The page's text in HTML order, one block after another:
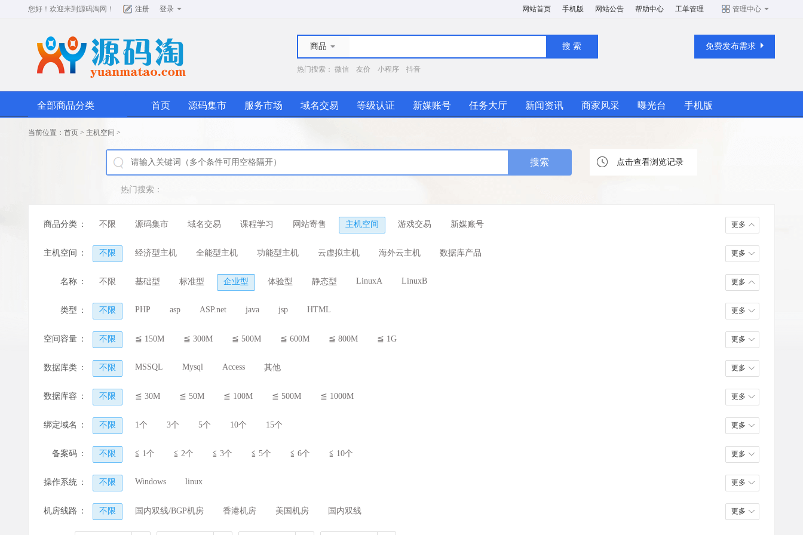
您好！欢迎来到 源码淘网 ！ 注册 登录 网站首页 手机版 网站公告 帮助中心 工单管理 管理中心
商品
热门搜索： 微信 友价 小程序 抖音
免费发布需求
全部商品分类 首页 源码集市 服务市场 域名交易 等级认证 新媒账号 任务大厅 新闻资讯 商家风采 曝光台 手机版
当前位置： 首页 > 主机空间 >
点击查看浏览记录
热门搜索：
商品分类 ： 不限 源码集市 域名交易 课程学习 网站寄售 主机空间 游戏交易 新媒账号 更多
主机空间 ： 不限 经济型主机 全能型主机 功能型主机 云虚拟主机 海外云主机 数据库产品 更多
名称 ： 不限 基础型 标准型 企业型 体验型 静态型 LinuxA LinuxB 更多
类型 ： 不限 PHP asp ASP.net java jsp HTML 更多
空间容量 ： 不限 ≦ 150M ≦ 300M ≦ 500M ≦ 600M ≦ 800M ≦ 1G 更多
数据库类 ： 不限 MSSQL Mysql Access 其他 更多
数据库容 ： 不限 ≦ 30M ≦ 50M ≦ 100M ≦ 500M ≦ 1000M 更多
绑定域名 ： 不限 1个 3个 5个 10个 15个 更多
备案码 ： 不限 ≦ 1个 ≦ 2个 ≦ 3个 ≦ 5个 ≦ 6个 ≦ 10个 更多
操作系统 ： 不限 Windows linux 更多
机房线路 ： 不限 国内双线/BGP机房 香港机房 美国机房 国内双线 更多